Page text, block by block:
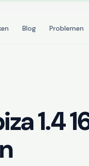
Blog Problemen
1.4